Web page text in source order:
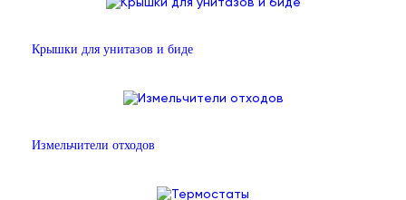
Крышки для унитазов и биде
Измельчители отходов